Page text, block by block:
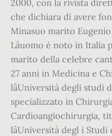
2000, con la rivista
che dichiara di avere
Minasuo marito
Lâuomo è noto in
marito della celebre
27 anni in Medicina e
lâUniversità degli
specializzato in
Cardioangiochirurgia,
lâUniversità degl i